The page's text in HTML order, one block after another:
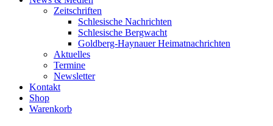
Zeitschriften
Schlesische Nachrichten
Schlesische Bergwacht
Goldberg-Haynauer Heimatnachrichten
Aktuelles
Termine
Newsletter
Kontakt
Shop
Warenkorb